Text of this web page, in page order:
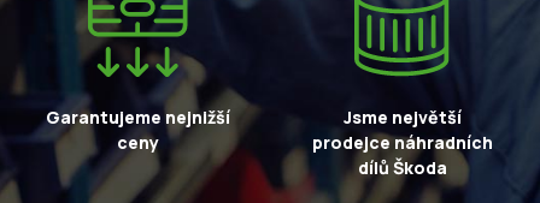
Garantujeme nejnižší
ceny
Jsme největší
prodejce náhradních
dílů Škoda